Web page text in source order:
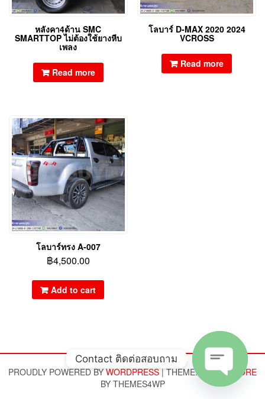
หลังคา4ด้าน SMC
SMARTTOP ไม่ต้องใช้ยางหีบ
เพลง
Read more
โลบาร์ D-MAX 2020 2024
VCROSS
Read more
โลบาร์ทรง A-007
฿4,500.00
Add to cart
PROUDLY POWERED BYWORDPRESS | THEME:
ALPHA STORE
BY THEMES4WP
Contact ติดต่อสอบถาม